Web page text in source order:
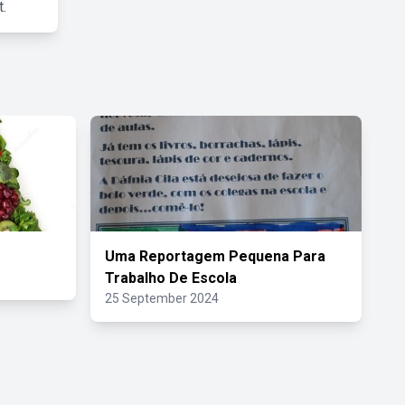
Uma Reportagem Pequena Para
Trabalho De Escola
25 September 2024